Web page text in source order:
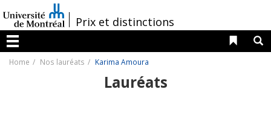
au
contenu
/Prix et distinctions
Menu
Liens
Home Nos lauréats Karima Amoura
Lauréats